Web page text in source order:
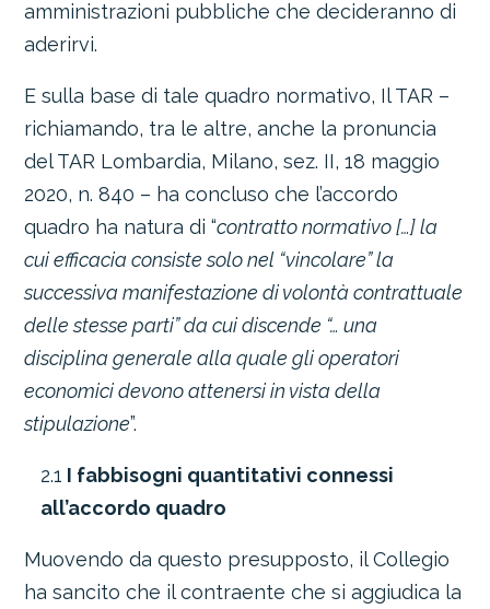
amministrazioni pubbliche che decideranno di
aderirvi.
E sulla base di tale quadro normativo, Il TAR –
richiamando, tra le altre, anche la pronuncia
del TAR Lombardia, Milano, sez. II, 18 maggio
2020, n. 840 – ha concluso che l’accordo
quadro ha natura di “contratto normativo […] la
cui efficacia consiste solo nel “vincolare” la
successiva manifestazione di volontà contrattuale
delle stesse parti” da cui discende “… una
disciplina generale alla quale gli operatori
economici devono attenersi in vista della
stipulazione”.
2.1 I fabbisogni quantitativi connessi
all’accordo quadro
Muovendo da questo presupposto, il Collegio
ha sancito che il contraente che si aggiudica la